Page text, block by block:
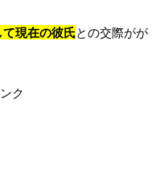
現在の彼氏との交際がが
ク